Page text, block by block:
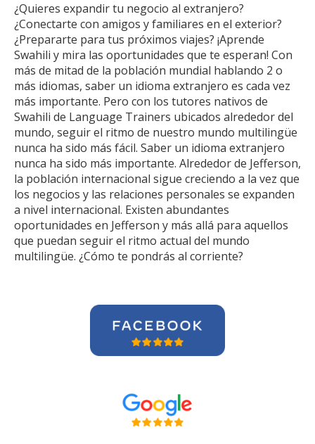
¿Quieres expandir tu negocio al extranjero?
¿Conectarte con amigos y familiares en el exterior?
¿Prepararte para tus próximos viajes? ¡Aprende
Swahili y mira las oportunidades que te esperan! Con
más de mitad de la población mundial hablando 2 o
más idiomas, saber un idioma extranjero es cada vez
más importante. Pero con los tutores nativos de
Swahili de Language Trainers ubicados alrededor del
mundo, seguir el ritmo de nuestro mundo multilingüe
nunca ha sido más fácil. Saber un idioma extranjero
nunca ha sido más importante. Alrededor de Jefferson,
la población internacional sigue creciendo a la vez que
los negocios y las relaciones personales se expanden
a nivel internacional. Existen abundantes
oportunidades en Jefferson y más allá para aquellos
que puedan seguir el ritmo actual del mundo
multilingüe. ¿Cómo te pondrás al corriente?